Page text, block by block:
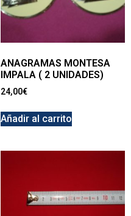
ANAGRAMAS MONTESA
IMPALA ( 2 UNIDADES)
24,00€
Añadir al carrito